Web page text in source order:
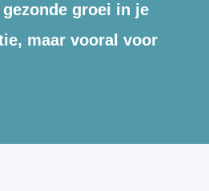
groei in je
maar vooral voor